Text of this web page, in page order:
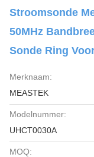
Stroomsonde
50MHz
Sonde Ring
Merknaam:
MEASTEK
Modelnummer:
UHCT0030A
MOQ: